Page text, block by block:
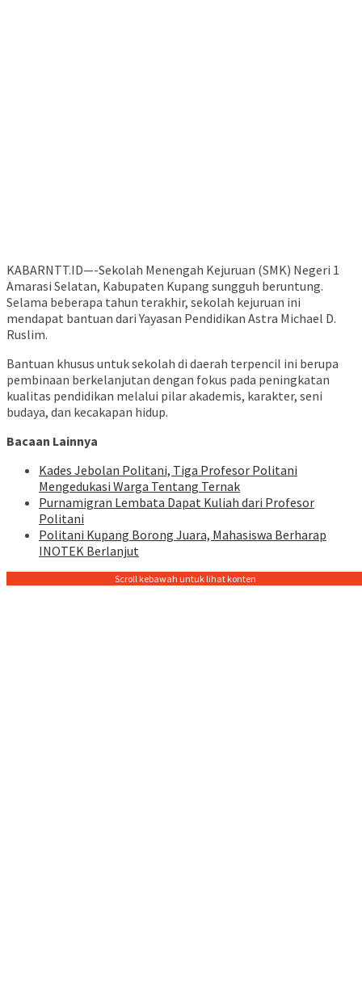
KABARNTT.ID—-Sekolah Menengah Kejuruan (SMK) Negeri 1
Amarasi Selatan, Kabupaten Kupang sungguh beruntung.
Selama beberapa tahun terakhir, sekolah kejuruan ini
mendapat bantuan dari Yayasan Pendidikan Astra Michael D.
Ruslim.
Bantuan khusus untuk sekolah di daerah terpencil ini berupa
pembinaan berkelanjutan dengan fokus pada peningkatan
kualitas pendidikan melalui pilar akademis, karakter, seni
budaya, dan kecakapan hidup.
Bacaan Lainnya
Kades Jebolan Politani, Tiga Profesor Politani
Mengedukasi Warga Tentang Ternak
Purnamigran Lembata Dapat Kuliah dari Profesor
Politani
Politani Kupang Borong Juara, Mahasiswa Berharap
INOTEK Berlanjut
Scroll kebawah untuk lihat konten